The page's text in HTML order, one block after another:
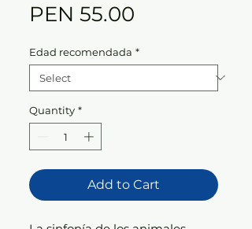
PEN 55.00
Edad recomendada *
Quantity *
Add to Cart